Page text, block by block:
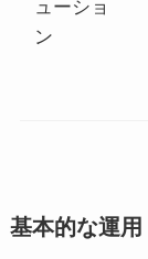
ューショ
ン
基本的な運用